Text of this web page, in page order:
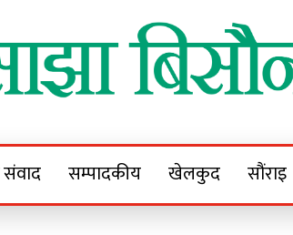
Bisaunee
सम्पादकीय खेलकुद सौंराइ